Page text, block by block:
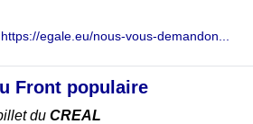
https://egale.eu/nous-vous-demandon...
Front populaire
du CREAL